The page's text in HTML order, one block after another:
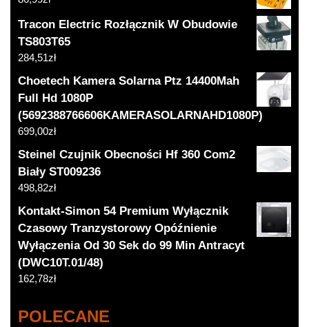
Tracon Electric Rozłącznik W Obudowie
TS803T65
284,51zł
Choetech Kamera Solarna Ptz 14400Mah
Full Hd 1080P
(5692388766606KAMERASOLARNAHD1080P)
699,00zł
Steinel Czujnik Obecności Hf 360 Com2
Biały ST009236
498,82zł
Kontakt-Simon 54 Premium Wyłącznik
Czasowy Tranzystorowy Opóźnienie
Wyłączenia Od 30 Sek do 99 Min Antracyt
(DWC10T.01/48)
162,78zł
POLECANE